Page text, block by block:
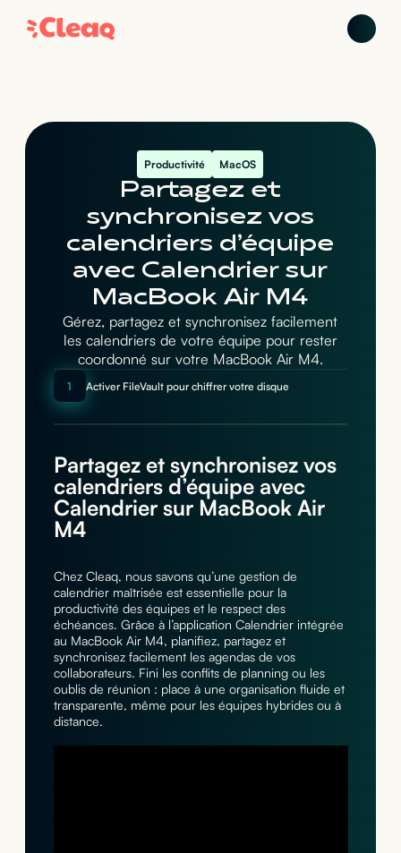
Productivité MacOS
Partagez et
synchronisez vos
calendriers d’équipe
avec Calendrier sur
MacBook Air M4
Gérez, partagez et synchronisez facilement
les calendriers de votre équipe pour rester
coordonné sur votre MacBook Air M4.
1 Activer FileVault pour chiffrer votre disque
Partagez et synchronisez vos
calendriers d’équipe avec
Calendrier sur MacBook Air
M4
Chez Cleaq, nous savons qu’une gestion de
calendrier maîtrisée est essentielle pour la
productivité des équipes et le respect des
échéances. Grâce à l’application Calendrier intégrée
au MacBook Air M4, planifiez, partagez et
synchronisez facilement les agendas de vos
collaborateurs. Fini les conflits de planning ou les
oublis de réunion : place à une organisation fluide et
transparente, même pour les équipes hybrides ou à
distance.